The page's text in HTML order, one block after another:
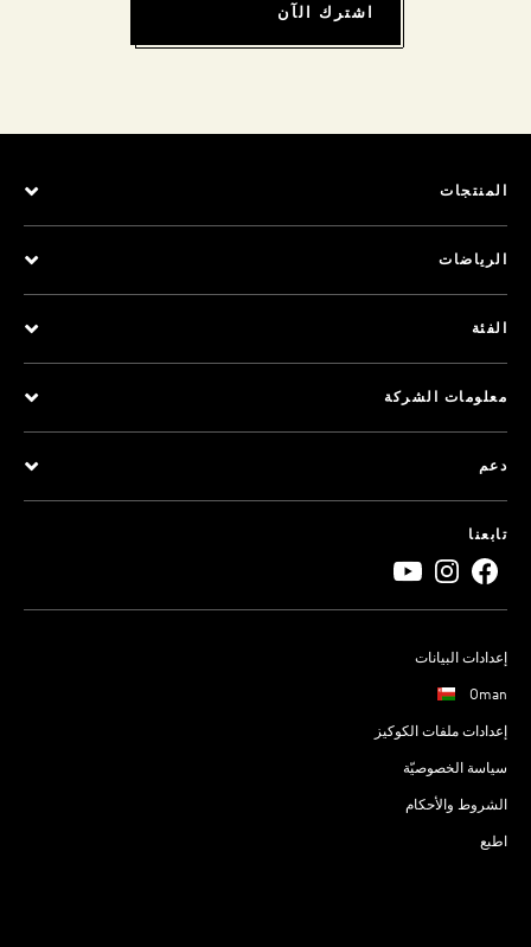
اشترك الآن
المنتجات
الرياضات
الفئة
معلومات الشركة
دعم
تابعنا
إعدادات البيانات
Oman
إعدادات ملفات الكوكيز
سياسة الخصوصيّة
الشروط والأحكام
اطبع